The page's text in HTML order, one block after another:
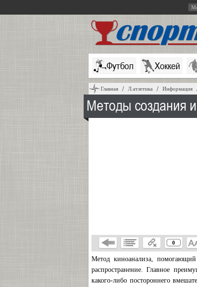
Футбол Хоккей
Главная Л.атлетика Информация
Методы создания
0
Метод киноанализа, помогающий
распространение. Главное
какого-либо постороннего